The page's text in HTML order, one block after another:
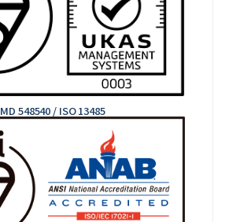
MD 548540 / ISO 13485